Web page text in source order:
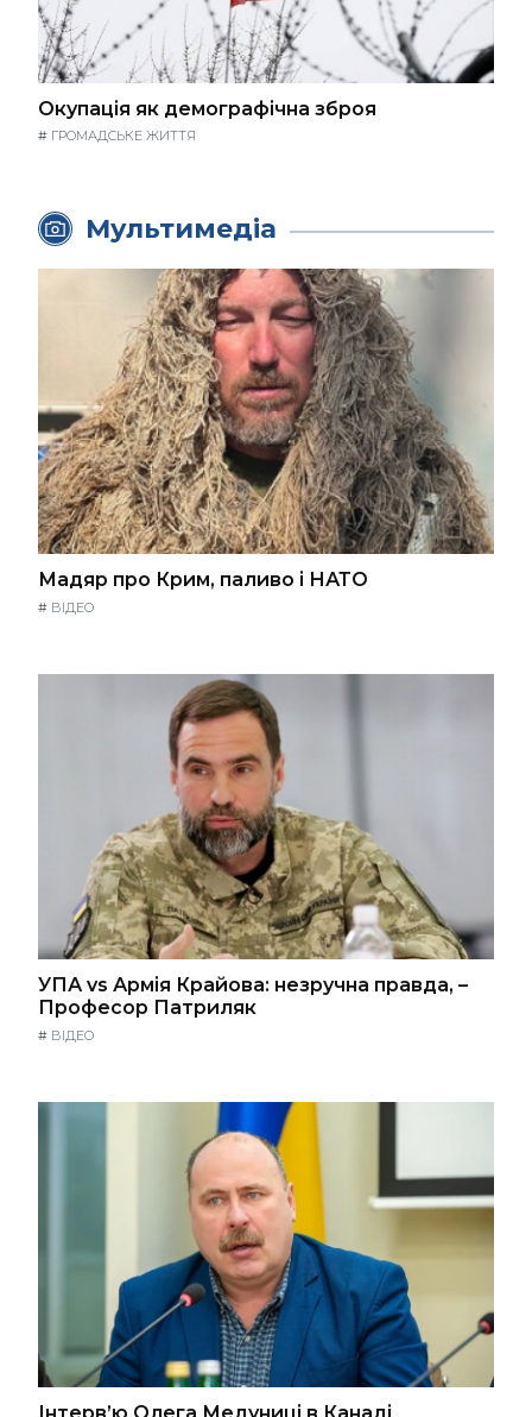
Окупація як демографічна зброя
# ГРОМАДСЬКЕ ЖИТТЯ
Мультимедіа
Мадяр про Крим, паливо і НАТО
# ВІДЕО
УПА vs Армія Крайова: незручна правда, –
Професор Патриляк
# ВІДЕО
Інтерв’ю Олега Медуниці в Канаді